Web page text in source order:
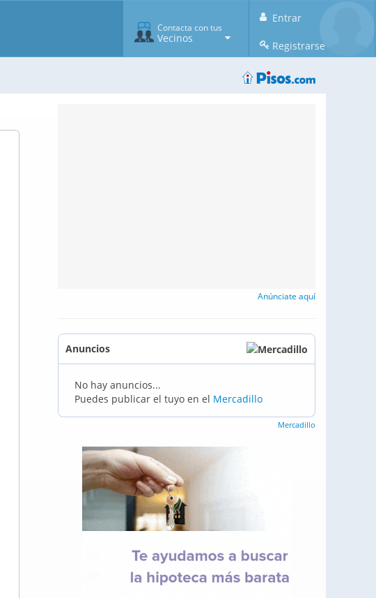
Entrar
Registrarse
Contacta con tus
Vecinos
Anúnciate aquí
Anuncios
No hay anuncios...
Puedes publicar el tuyo en el Mercadillo
Mercadillo